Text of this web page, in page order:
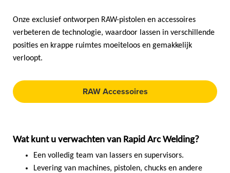
Onze exclusief ontworpen RAW-pistolen en accessoires
verbeteren de technologie, waardoor lassen in verschillende
posities en krappe ruimtes moeiteloos en gemakkelijk
verloopt.
RAW Accessoires
Wat kunt u verwachten van Rapid Arc Welding?
Een volledig team van lassers en supervisors.
Levering van machines, pistolen, chucks en andere